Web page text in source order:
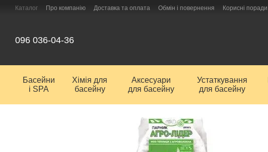
Перейти до основного контенту
Каталог Про компанію Доставка та оплата Обмін і повернення Корисні поради
096 036-04-36
Басейни
і SPA
Хімія для
басейну
Аксесуари
для басейну
Устаткування
для басейну